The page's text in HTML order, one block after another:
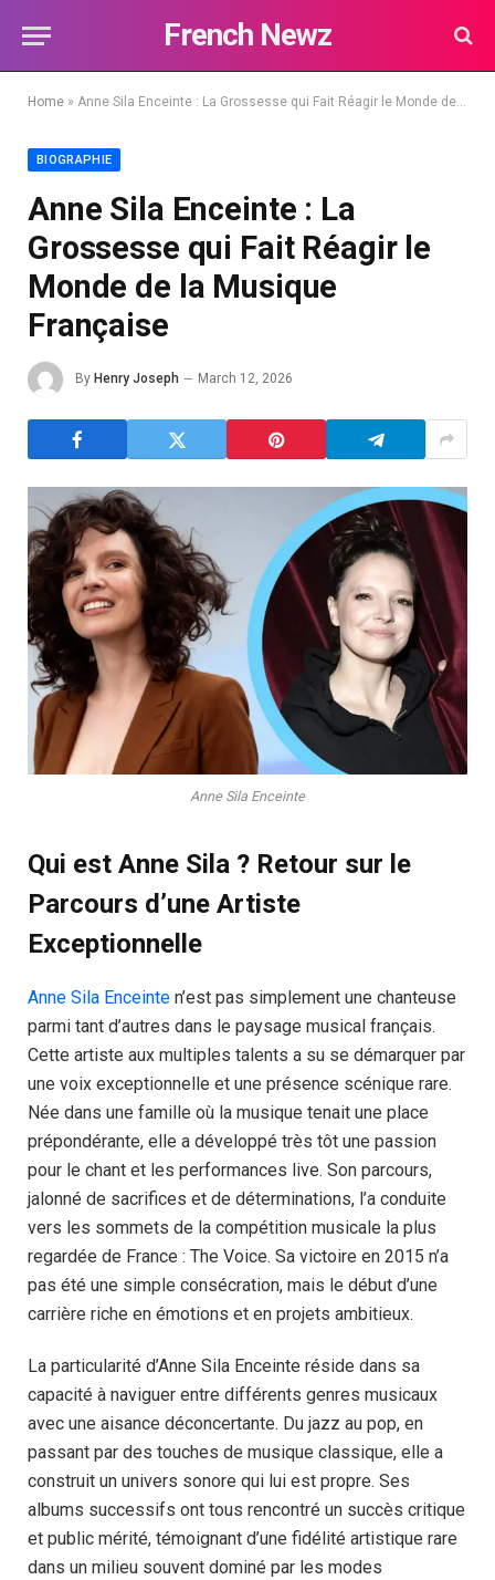
French Newz
Home » Anne Sila Enceinte : La Grossesse qui Fait Réagir le Monde de la Musique Française
BIOGRAPHIE
Anne Sila Enceinte : La
Grossesse qui Fait Réagir le
Monde de la Musique
Française
By Henry Joseph March 12, 2026
Anne Sila Enceinte
Qui est Anne Sila ? Retour sur le
Parcours d’une Artiste
Exceptionnelle
Anne Sila Enceinte n’est pas simplement une chanteuse
parmi tant d’autres dans le paysage musical français.
Cette artiste aux multiples talents a su se démarquer par
une voix exceptionnelle et une présence scénique rare.
Née dans une famille où la musique tenait une place
prépondérante, elle a développé très tôt une passion
pour le chant et les performances live. Son parcours,
jalonné de sacrifices et de déterminations, l’a conduite
vers les sommets de la compétition musicale la plus
regardée de France : The Voice. Sa victoire en 2015 n’a
pas été une simple consécration, mais le début d’une
carrière riche en émotions et en projets ambitieux.
La particularité d’Anne Sila Enceinte réside dans sa
capacité à naviguer entre différents genres musicaux
avec une aisance déconcertante. Du jazz au pop, en
passant par des touches de musique classique, elle a
construit un univers sonore qui lui est propre. Ses
albums successifs ont tous rencontré un succès critique
et public mérité, témoignant d’une fidélité artistique rare
dans un milieu souvent dominé par les modes